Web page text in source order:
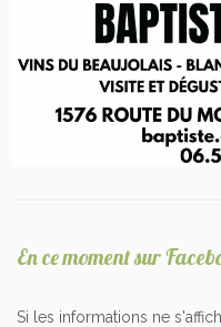
En ce moment sur
Si les informations ne